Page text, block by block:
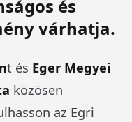
és
várhatja.
t és Eger Megyei
közösen
az Egri